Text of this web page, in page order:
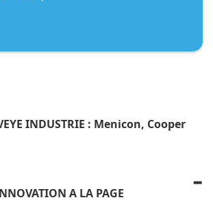
INDUSTRIE : Menicon, Cooper
A LA PAGE